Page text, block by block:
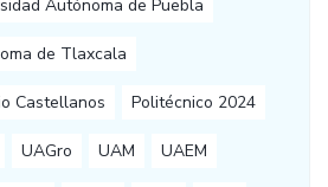
Autónoma de Puebla
de Tlaxcala
Castellanos Politécnico 2024
UAGro UAM UAEM